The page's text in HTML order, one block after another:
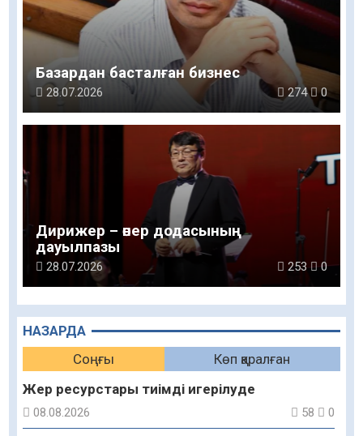
НАЗАРДА
Соңғы
Көп қаралған
Жер ресурстары тиімді игерілуде
08.08.2026 58 0
Базардан басталған бизнес
28.07.2026 274 0
Дирижер – өнер додасының
дауылпазы
28.07.2026 253 0